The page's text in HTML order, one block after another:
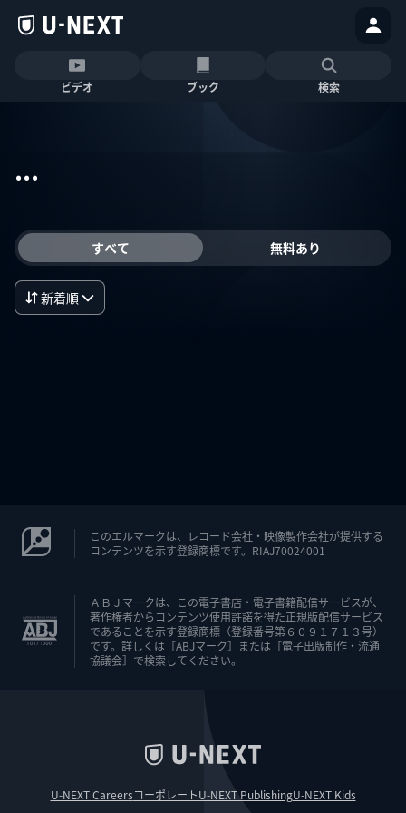
ビデオ ブック 検索
...
すべて 無料あり
新着順
このエルマークは、レコード会社・映像製作会社が提供する
コンテンツを示す登録商標です。RIAJ70024001
ＡＢＪマークは、この電子書店・電子書籍配信サービスが、
著作権者からコンテンツ使用許諾を得た正規版配信サービス
であることを示す登録商標（登録番号第６０９１７１３号）
です。詳しくは［ABJマーク］または［電子出版制作・流通
協議会］で検索してください。
U-NEXT CareersコーポレートU-NEXT PublishingU-NEXT Kids